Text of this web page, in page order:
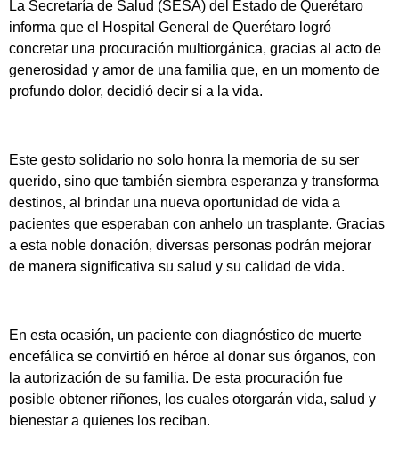
La Secretaría de Salud (SESA) del Estado de Querétaro
informa que el Hospital General de Querétaro logró
concretar una procuración multiorgánica, gracias al acto de
generosidad y amor de una familia que, en un momento de
profundo dolor, decidió decir sí a la vida.
Este gesto solidario no solo honra la memoria de su ser
querido, sino que también siembra esperanza y transforma
destinos, al brindar una nueva oportunidad de vida a
pacientes que esperaban con anhelo un trasplante. Gracias
a esta noble donación, diversas personas podrán mejorar
de manera significativa su salud y su calidad de vida.
En esta ocasión, un paciente con diagnóstico de muerte
encefálica se convirtió en héroe al donar sus órganos, con
la autorización de su familia. De esta procuración fue
posible obtener riñones, los cuales otorgarán vida, salud y
bienestar a quienes los reciban.